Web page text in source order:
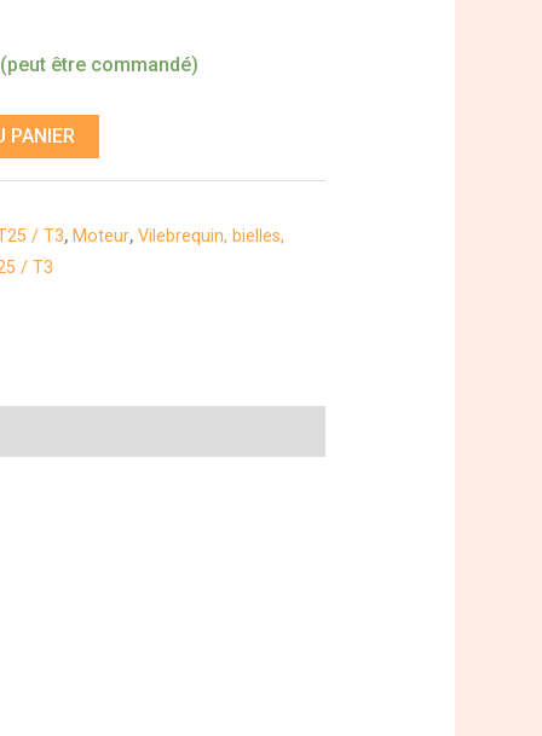
être commandé)
PANIER
/ T3, Moteur,Vilebrequin, bielles,
/ T3